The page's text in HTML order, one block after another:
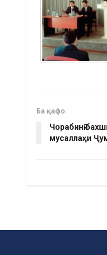
Ба қафо
Чорабинӣ
мусаллаҳи